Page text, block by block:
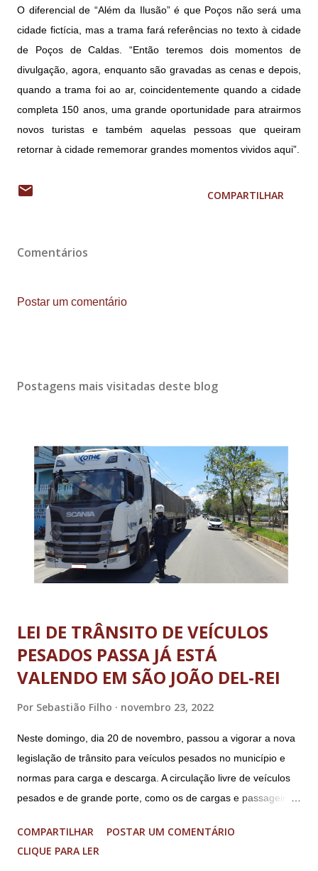
O diferencial de “Além da Ilusão” é que Poços não será uma
cidade fictícia, mas a trama fará referências no texto à cidade
de Poços de Caldas. “Então teremos dois momentos de
divulgação, agora, enquanto são gravadas as cenas e depois,
quando a trama foi ao ar, coincidentemente quando a cidade
completa 150 anos, uma grande oportunidade para atrairmos
novos turistas e também aquelas pessoas que queiram
retornar à cidade rememorar grandes momentos vividos aqui”.
COMPARTILHAR
Comentários
Postar um comentário
Postagens mais visitadas deste blog
LEI DE TRÂNSITO DE VEÍCULOS
PESADOS PASSA JÁ ESTÁ
VALENDO EM SÃO JOÃO DEL-REI
Por Sebastião Filho novembro 23, 2022
Neste domingo, dia 20 de novembro, passou a vigorar a nova
legislação de trânsito para veículos pesados no município e
normas para carga e descarga. A circulação livre de veículos
pesados e de grande porte, como os de cargas e passageiros
Tijuco (com total liberdade apenas no Colônia). No centro
histórico e área restrita à circulação de veículos cujo peso
COMPARTILHAR
POSTAR UM COMENTÁRIO
CLIQUE PARA LER